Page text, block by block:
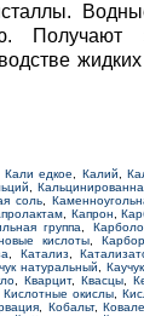
Получают
Кали едкое Калий ,
,
соль,
Капрон
группа ,
кислоты,
Катализ,
натуральный
Кварцит, Квасцы
,Кислотные окислы ,
Кобальт,